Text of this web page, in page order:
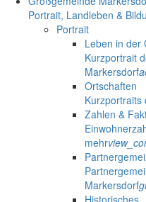
Portrait, Landleben &
Portrait
Leben in der
Kurzportrait
Markersdorf
Ortschaften
Kurzportraits
Zahlen &
mehr
Markersdorf
Historisches